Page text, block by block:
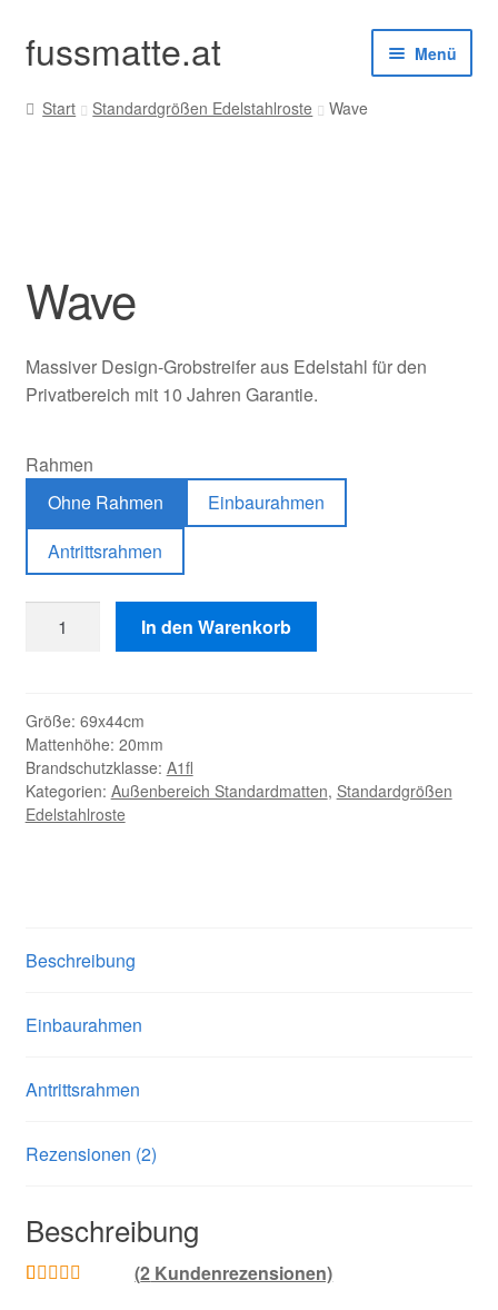
Zur
Navigation
springen
Zum
Inhalt
springen
fussmatte.at Menü
Außenbereich
Zubehör
Kundenservice
Start Standardgrößen Edelstahlroste Wave
Wave
Massiver Design-Grobstreifer aus Edelstahl für den
Privatbereich mit 10 Jahren Garantie.
Rahmen
Ohne Rahmen
Einbaurahmen
Antrittsrahmen
Menge
In den Warenkorb
Größe: 69x44cm
Mattenhöhe: 20mm
Brandschutzklasse: A1fl
Kategorien: Außenbereich Standardmatten, Standardgrößen
Edelstahlroste
Beschreibung
Einbaurahmen
Antrittsrahmen
Rezensionen (2)
Beschreibung
(2 Kundenrezensionen)